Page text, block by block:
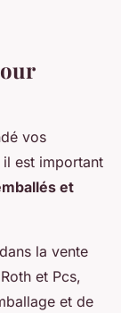
vos
est important
et
la vente
et Pcs,
et de